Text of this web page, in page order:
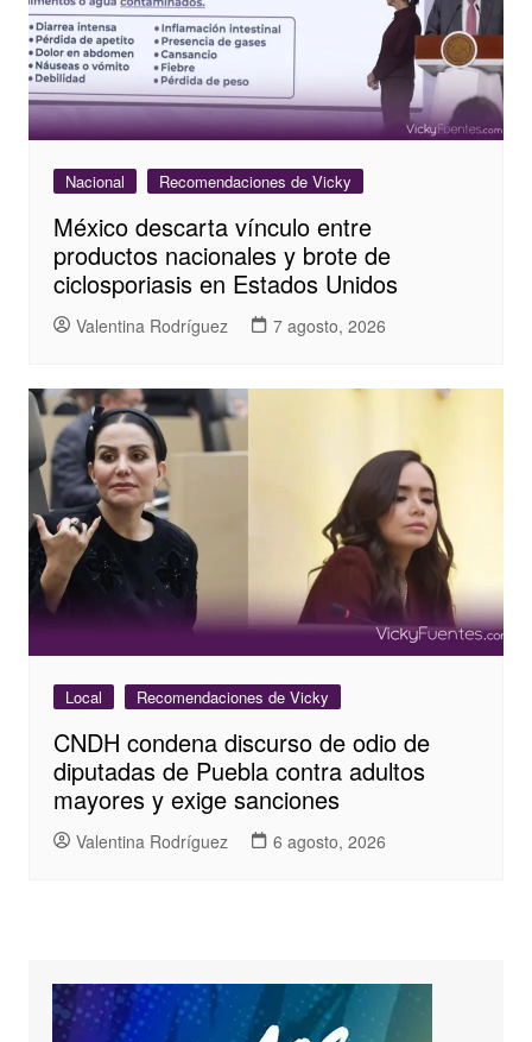
Nacional Recomendaciones de Vicky
México descarta vínculo entre
productos nacionales y brote de
ciclosporiasis en Estados Unidos
Valentina Rodríguez 7 agosto, 2026
Local Recomendaciones de Vicky
CNDH condena discurso de odio de
diputadas de Puebla contra adultos
mayores y exige sanciones
Valentina Rodríguez 6 agosto, 2026